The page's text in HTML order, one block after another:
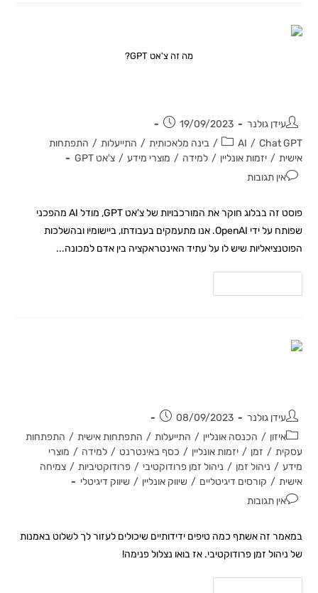
מה זה צ'אט GPT?
עידן גולנר
19/09/2023
AI / Chat GPT
/ בינה מלאכותית / התייעלות / התפתחות
אישית / יזמות אונליין / למידה / מוצרי מידע / צ'אט GPT
אין תגובות
פוסט זה בבלוג חוקר את המורכבויות של צ'אט GPT, מודל AI מהפכני
שפותח על ידי OpenAI. אנו מתעמקים בעבודתו, ביישומיו ובהשלכות
הפוטנציאליות שיש לו על עתיד האינטראקציה בין אדם למכונה...
עידן גולנר
08/09/2023
איזון / הכנסה אונליין / התייעלות / התפתחות אישית / התפתחות
עסקית / זמן / יזמות אונליין / כסף באינטרנט / למידה / מוצרי
מידע / ניהול זמן / ניהול זמן פרודוקטיבי / פרודוקטיביות / צמיחה
אישית / קורסים דיגיטליים / שיווק אונליין / שיווק דיגיטלי
אין תגובות
במאמר זה אשתף כמה טיפים ידידותיים שיכולים לעזור לך לשלוט באמנות
של ניהול זמן פרודוקטיבי. אז בואו נצלול פנימה!